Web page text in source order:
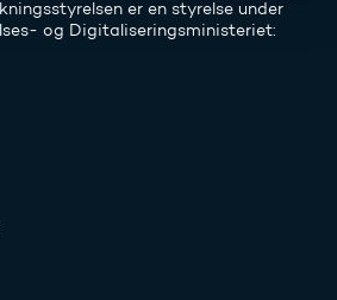
er en styrelse under
og Digitaliseringsministeriet: